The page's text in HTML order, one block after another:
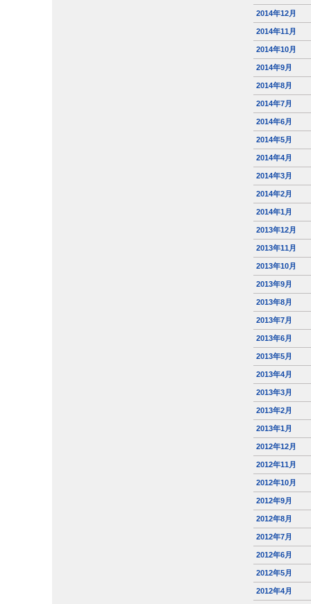
2014年12月
2014年11月
2014年10月
2014年9月
2014年8月
2014年7月
2014年6月
2014年5月
2014年4月
2014年3月
2014年2月
2014年1月
2013年12月
2013年11月
2013年10月
2013年9月
2013年8月
2013年7月
2013年6月
2013年5月
2013年4月
2013年3月
2013年2月
2013年1月
2012年12月
2012年11月
2012年10月
2012年9月
2012年8月
2012年7月
2012年6月
2012年5月
2012年4月